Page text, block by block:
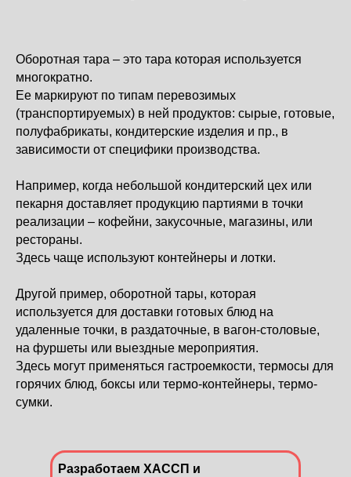
Оборотная тара – это тара которая используется
многократно.
Ее маркируют по типам перевозимых
(транспортируемых) в ней продуктов: сырые, готовые,
полуфабрикаты, кондитерские изделия и пр., в
зависимости от специфики производства.
Например, когда небольшой кондитерский цех или
пекарня доставляет продукцию партиями в точки
реализации – кофейни, закусочные, магазины, или
рестораны.
Здесь чаще используют контейнеры и лотки.
Другой пример, оборотной тары, которая
используется для доставки готовых блюд на
удаленные точки, в раздаточные, в вагон-столовые,
на фуршеты или выездные мероприятия.
Здесь могут применяться гастроемкости, термосы для
горячих блюд, боксы или термо-контейнеры, термо-
сумки.
Разработаем ХАССП и